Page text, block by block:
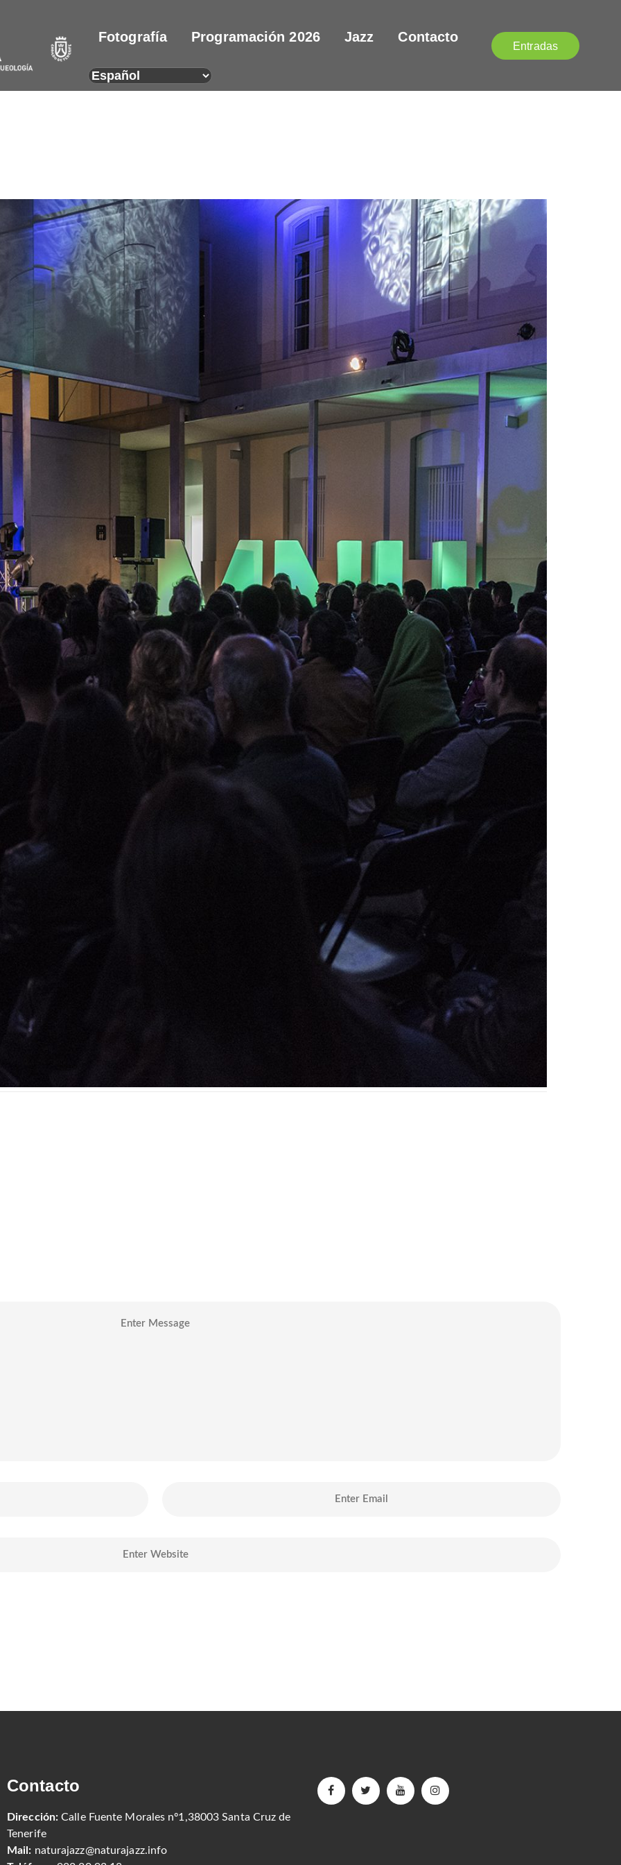
Fotografía Programación 2026 Jazz Contacto
Entradas
Contacto
Dirección: Calle Fuente Morales nº1,38003 Santa Cruz de
Tenerife
Mail: naturajazz@naturajazz.info